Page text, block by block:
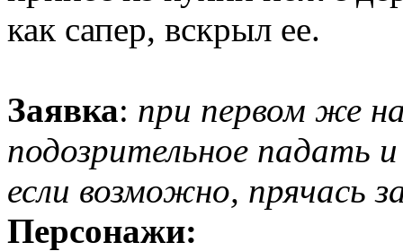
как сапер, вскрыл ее.
Заявка: при первом же
подозрительное падать
если возможно, прячась
Персонажи: